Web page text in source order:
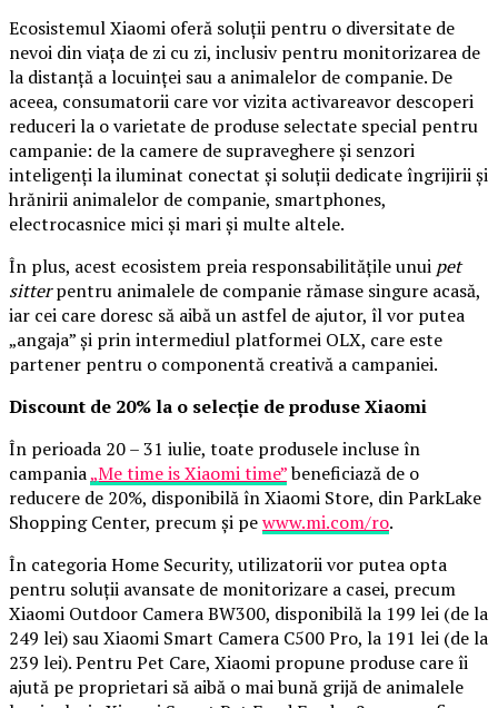
Ecosistemul Xiaomi oferă soluții pentru o diversitate de
nevoi din viața de zi cu zi, inclusiv pentru monitorizarea de
la distanță a locuinței sau a animalelor de companie. De
aceea, consumatorii care vor vizita activareavor descoperi
reduceri la o varietate de produse selectate special pentru
campanie: de la camere de supraveghere și senzori
inteligenți la iluminat conectat și soluții dedicate îngrijirii și
hrănirii animalelor de companie, smartphones,
electrocasnice mici și mari și multe altele.
În plus, acest ecosistem preia responsabilitățile unui pet
sitterpentru animalele de companie rămase singure acasă,
iar cei care doresc să aibă un astfel de ajutor, îl vor putea
„angaja” și prin intermediul platformei OLX, care este
partener pentru o componentă creativă a campaniei.
Discount de 20% la o selecție de produse Xiaomi
În perioada 20 – 31 iulie, toate produsele incluse în
campania„Me time is Xiaomi time”beneficiază de o
reducere de 20%, disponibilă în Xiaomi Store, din ParkLake
Shopping Center, precum și pewww.mi.com/ro.
În categoria Home Security, utilizatorii vor putea opta
pentru soluții avansate de monitorizare a casei, precum
Xiaomi Outdoor Camera BW300, disponibilă la 199 lei (de la
249 lei) sau Xiaomi Smart Camera C500 Pro, la 191 lei (de la
239 lei). Pentru Pet Care, Xiaomi propune produse care îi
ajută pe proprietari să aibă o mai bună grijă de animalele